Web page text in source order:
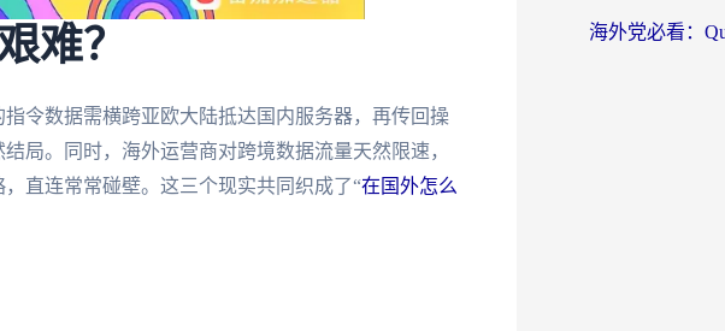
难？
令数据需横跨亚欧大陆抵达国内服务器，再传回操
局。同时，海外运营商对跨境数据流量天然限速，
直连常常碰壁。这三个现实共同织成了“在国外怎么